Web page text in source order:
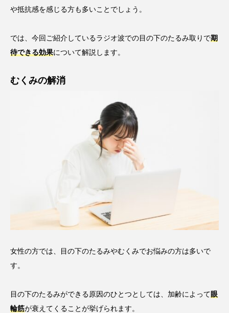
や抵抗感を感じる方も多いことでしょう。
では、今回ご紹介しているラジオ波での目の下のたるみ取りで期
待できる効果について解説します。
むくみの解消
女性の方では、目の下のたるみやむくみでお悩みの方は多いで
す。
目の下のたるみができる原因のひとつとしては、加齢によって 眼
輪筋が衰えてくることが挙げられます。